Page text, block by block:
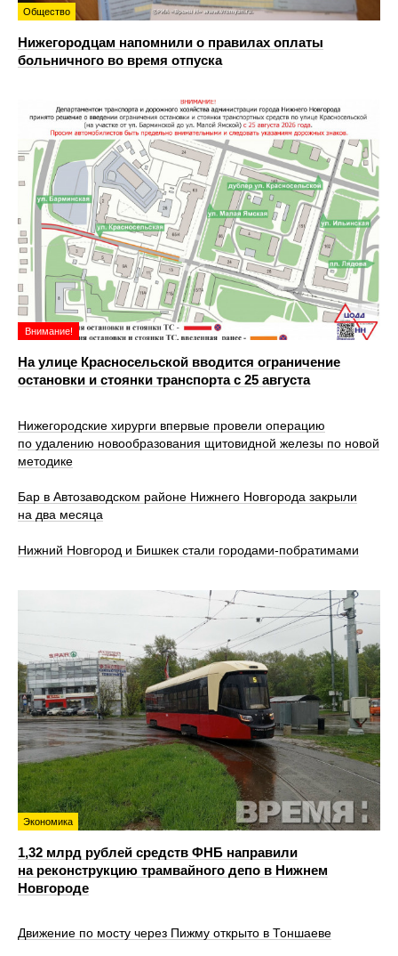
Общество
Нижегородцам напомнили о правилах оплаты
больничного во время отпуска
Внимание!
На улице Красносельской вводится ограничение
остановки и стоянки транспорта с 25 августа
Нижегородские хирурги впервые провели операцию
по удалению новообразования щитовидной железы по новой
методике
Бар в Автозаводском районе Нижнего Новгорода закрыли
на два месяца
Нижний Новгород и Бишкек стали городами-побратимами
Экономика
1,32 млрд рублей средств ФНБ направили
на реконструкцию трамвайного депо в Нижнем
Новгороде
Движение по мосту через Пижму открыто в Тоншаеве